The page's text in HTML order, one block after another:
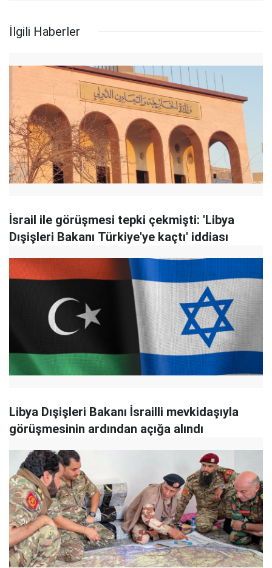
İlgili Haberler
İsrail ile görüşmesi tepki çekmişti: 'Libya
Dışişleri Bakanı Türkiye'ye kaçtı' iddiası
Libya Dışişleri Bakanı İsrailli mevkidaşıyla
görüşmesinin ardından açığa alındı